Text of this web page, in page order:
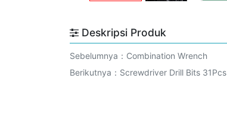
Deskripsi Produk
Sebelumnya： Combination Wrench
Berikutnya： Screwdriver Drill Bits 31Pcs